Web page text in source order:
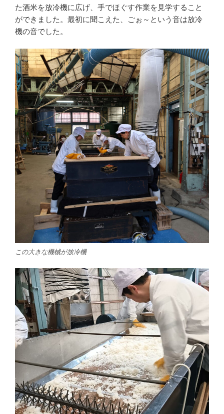
た酒米を放冷機に広げ、手でほぐす作業を見学すること
ができました。最初に聞こえた、ごぉ～という音は放冷
機の音でした。
この大きな機械が放冷機